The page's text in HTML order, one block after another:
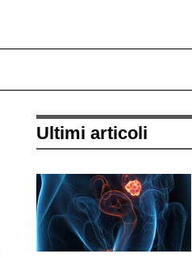
Ultimi articoli